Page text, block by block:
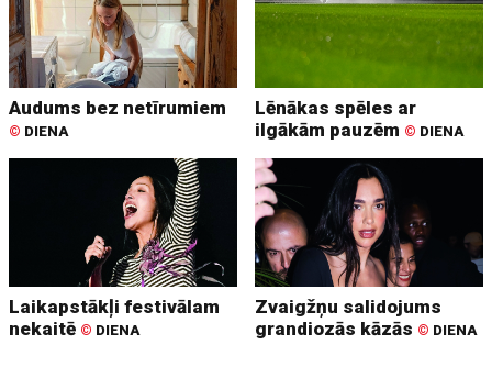
Audums bez netīrumiem
© DIENA
Lēnākas spēles ar
ilgākām pauzēm © DIENA
Laikapstākļi festivālam
nekaitē © DIENA
Zvaigžņu salidojums
grandiozās kāzās © DIENA